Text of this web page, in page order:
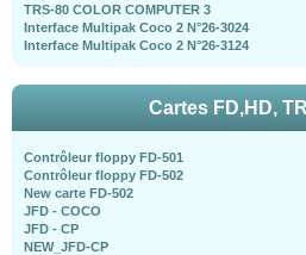
TRS-80 COLOR COMPUTER 3
Interface Multipak Coco 2 N°26-3024
Interface Multipak Coco 2 N°26-3124
Cartes FD,HD,
Contrôleur floppy FD-501
Contrôleur floppy FD-502
New carte FD-502
JFD - COCO
JFD - CP
NEW_JFD-CP